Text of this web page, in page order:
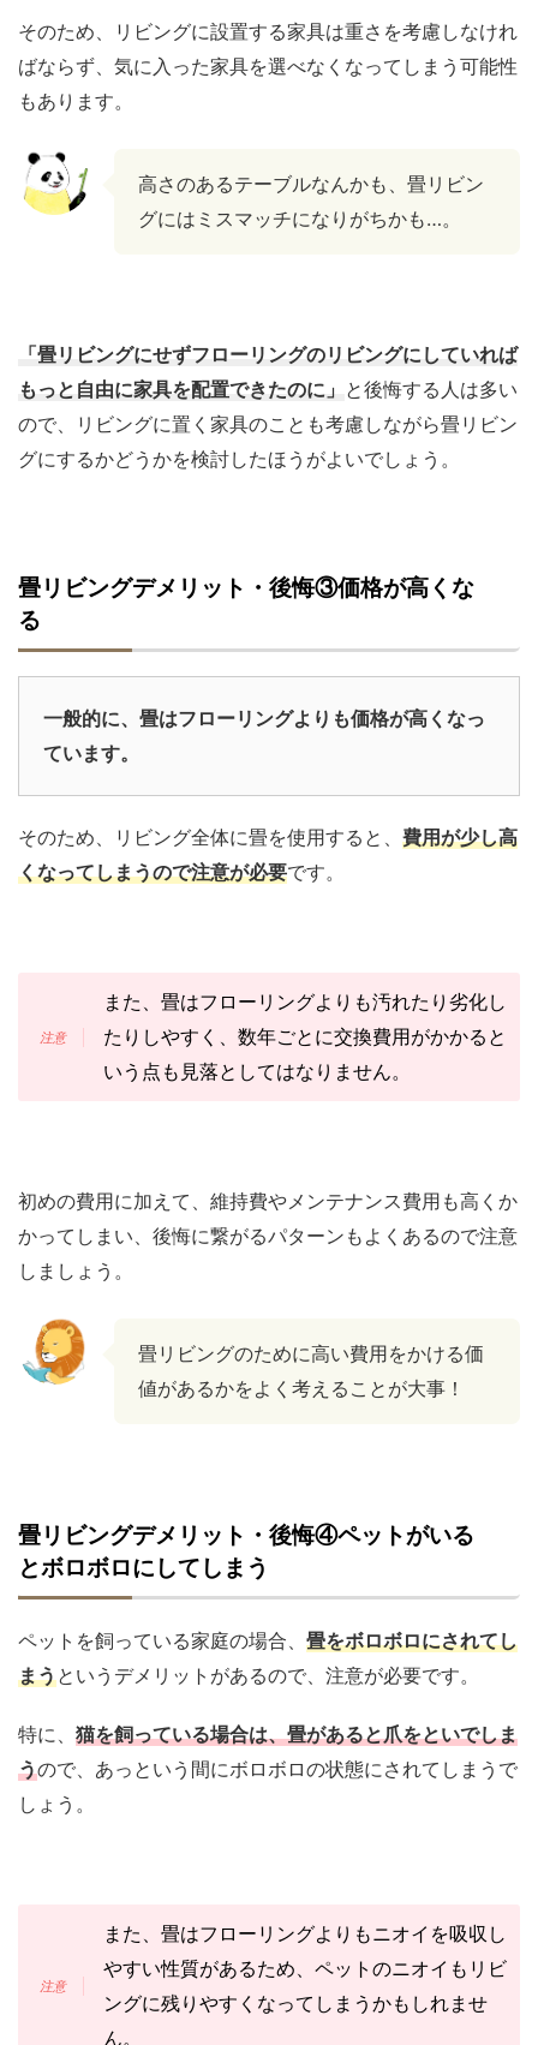
そのため、リビングに設置する家具は重さを考慮しなけれ
ばならず、気に入った家具を選べなくなってしまう可能性
もあります。
高さのあるテーブルなんかも、畳リビン
グにはミスマッチになりがちかも…。
「畳リビングにせずフローリングのリビングにしていれば
もっと自由に家具を配置できたのに」 と後悔する人は多い
ので、リビングに置く家具のことも考慮しながら畳リビン
グにするかどうかを検討したほうがよいでしょう。
畳リビングデメリット・後悔③価格が高くな
る
一般的に、畳はフローリングよりも価格が高くなっ
ています。
そのため、リビング全体に畳を使用すると、 費用が少し高
くなってしまうので注意が必要です。
また、畳はフローリングよりも汚れたり劣化し
たりしやすく、数年ごとに交換費用がかかると
いう点も見落としてはなりません。
初めの費用に加えて、維持費やメンテナンス費用も高くか
かってしまい、後悔に繋がるパターンもよくあるので注意
しましょう。
畳リビングのために高い費用をかける価
値があるかをよく考えることが大事！
畳リビングデメリット・後悔④ペットがいる
とボロボロにしてしまう
ペットを飼っている家庭の場合、 畳をボロボロにされてし
まうというデメリットがあるので、注意が必要です。
特に、 猫を飼っている場合は、畳があると爪をといでしま
うので、あっという間にボロボロの状態にされてしまうで
しょう。
また、畳はフローリングよりもニオイを吸収し
やすい性質があるため、ペットのニオイもリビ
ングに残りやすくなってしまうかもしれませ
ん。